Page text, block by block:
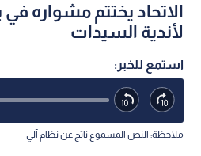
الاتحاد يختتم مشواره
لأندية السيدات
استمع للخبر:
ملاحظة: النص المسموع ناتج عن نظام آلي